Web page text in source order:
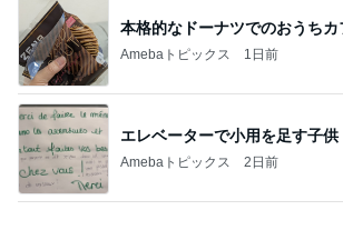
本格的なドーナツでのおうちカ
Amebaトピックス 1日前
エレベーターで小用を足す子供
Amebaトピックス 2日前